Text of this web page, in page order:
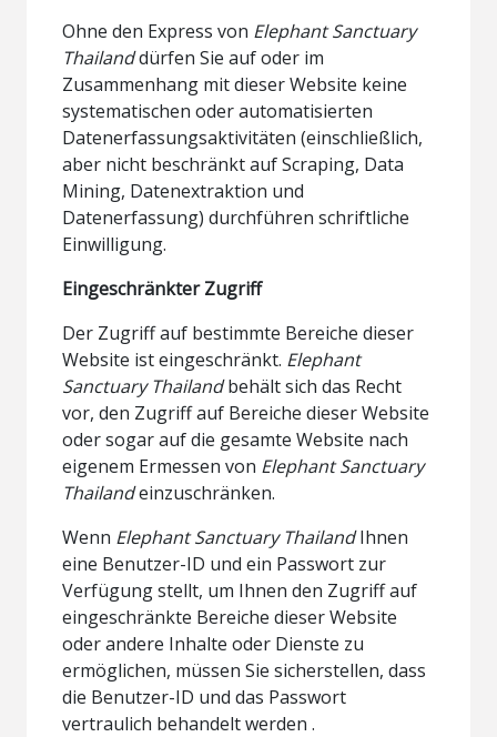
Ohne den Express von Elephant Sanctuary
Thailanddürfen Sie auf oder im
Zusammenhang mit dieser Website keine
systematischen oder automatisierten
Datenerfassungsaktivitäten (einschließlich,
aber nicht beschränkt auf Scraping, Data
Mining, Datenextraktion und
Datenerfassung) durchführen schriftliche
Einwilligung.
Eingeschränkter Zugriff
Der Zugriff auf bestimmte Bereiche dieser
Website ist eingeschränkt. Elephant
Sanctuary Thailandbehält sich das Recht
vor, den Zugriff auf Bereiche dieser Website
oder sogar auf die gesamte Website nach
eigenem Ermessen von Elephant Sanctuary
Thailandeinzuschränken.
Wenn Elephant Sanctuary ThailandIhnen
eine Benutzer-ID und ein Passwort zur
Verfügung stellt, um Ihnen den Zugriff auf
eingeschränkte Bereiche dieser Website
oder andere Inhalte oder Dienste zu
ermöglichen, müssen Sie sicherstellen, dass
die Benutzer-ID und das Passwort
vertraulich behandelt werden .